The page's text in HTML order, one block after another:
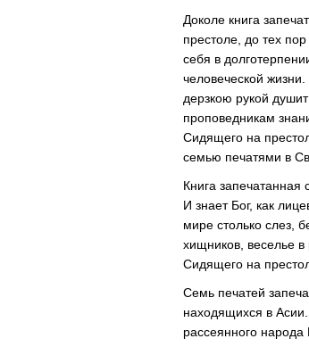
Доколе книга
престоле, до тех
cебя в
человеческой жизни.
дерзкою рукой
проповедникам
Сидящего на
семью печатями в
Книга
И знает Бог, как
мире столько слез,
хищников, веселье в
Сидящего на
Семь печатей
находящихся в
рассеянного